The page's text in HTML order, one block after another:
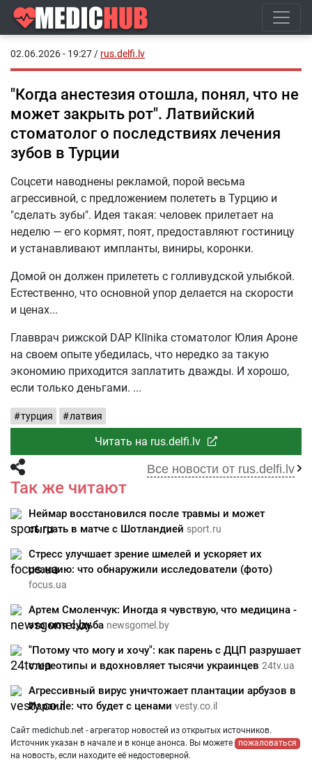
02.06.2026 - 19:27 / rus.delfi.lv
"Когда анестезия отошла, понял, что не
может закрыть рот". Латвийский
стоматолог о последствиях лечения
зубов в Турции
Соцсети наводнены рекламой, порой весьма
агрессивной, с предложением полететь в Турцию и
"сделать зубы". Идея такая: человек прилетает на
неделю — его кормят, поят, предоставляют гостиницу
и устанавливают импланты, виниры, коронки.
Домой он должен прилететь с голливудской улыбкой.
Естественно, что основной упор делается на скорости
и ценах...
Главврач рижской DAP Klīnika стоматолог Юлия Ароне
на своем опыте убедилась, что нередко за такую
экономию приходится заплатить дважды. И хорошо,
если только деньгами.
турция латвия
Читать на rus.delfi.lv
Все новости от rus.delfi.lv
Так же читают
Неймар восстановился после травмы и может
сыграть в матче с Шотландией sport.ru
Стресс улучшает зрение шмелей и ускоряет их
реакцию: что обнаружили исследователи (фото)
focus.ua
Артем Смоленчук: Иногда я чувствую, что медицина -
это моя судьба newsgomel.by
"Потому что могу и хочу": как парень с ДЦП разрушает
стереотипы и вдохновляет тысячи украинцев 24tv.ua
Агрессивный вирус уничтожает плантации арбузов в
Израиле: что будет с ценами vesty.co.il
Сайт medichub.net - агрегатор новостей из открытых источников.
Источник указан в начале и в конце анонса. Вы можете
пожаловаться
на новость, если находите её недостоверной.